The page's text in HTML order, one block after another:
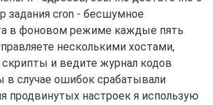
задания cron - бесшумное
в фоновом режиме каждые пять
несколькими хостами,
и ведите журнал кодов
в случае ошибок срабатывали
продвинутых настроек я использую